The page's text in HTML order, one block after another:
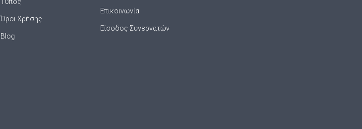
Όροι Χρήσης
Blog
Επικοινωνία
Είσοδος Συνεργατών